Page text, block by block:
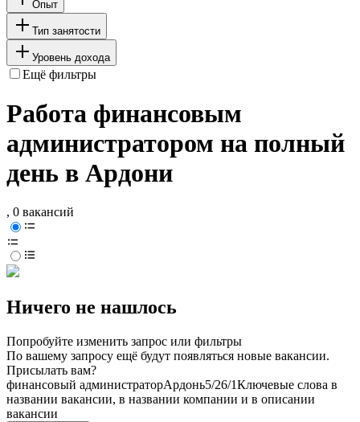
Опыт
Тип занятости
Уровень дохода
Ещё фильтры
Работа финансовым
администратором на полный
день в Ардони
, 0 вакансий
Ничего не нашлось
Попробуйте изменить запрос или фильтры
По вашему запросу ещё будут появляться новые вакансии.
Присылать вам?
финансовый администраторАрдонь5/26/1Ключевые слова в
названии вакансии, в названии компании и в описании
вакансии